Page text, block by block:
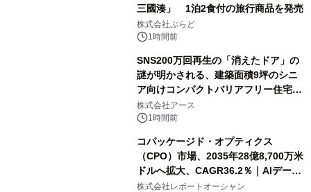
三國湊」 1泊2食付の旅行商品を発売
株式会社ぷらど
1時間前
SNS200万回再生の「消えたドア」の
謎が明かされる、建築面積9坪のシニ
ア向けコンパクトバリアフリー住宅が
誕生
株式会社アース
1時間前
コパッケージド・オプティクス
（CPO）市場、2035年28億8,700万米
ドルへ拡大、CAGR36.2％｜AIデータ
センター・高速光通信需要が成長を加
株式会社レポートオーシャン